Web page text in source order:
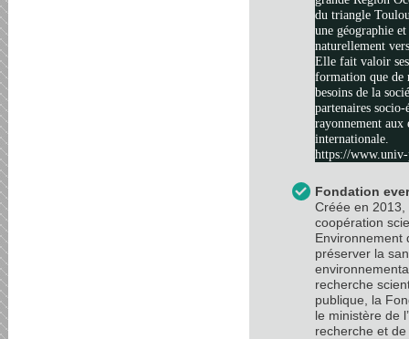
du triangle
une géographie
naturellement
Elle fait valoir
formation que de
besoins de la
partenaires
rayonnement aux
internationale.
https://
Fondation
Créée en
coopération
Environnement
préserver la
recherche
publique, la
le ministère de
recherche et